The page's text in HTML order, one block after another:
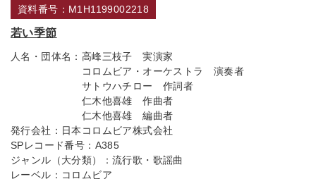
資料番号：M1H1199002218
若い季節
人名・団体名： 高峰三枝子 実演家
コロムビア・オーケストラ 演奏者
サトウハチロー 作詞者
仁木他喜雄 作曲者
仁木他喜雄 編曲者
発行会社： 日本コロムビア株式会社
SPレコード番号： A385
ジャンル（大分類）： 流行歌・歌謡曲
レーベル： コロムビア